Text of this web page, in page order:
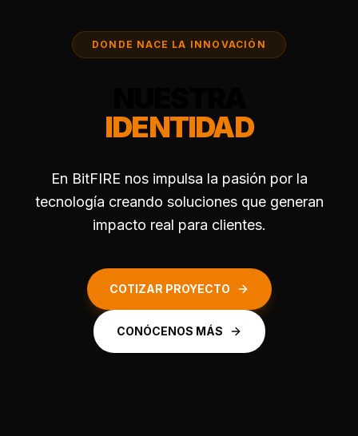
DONDE NACE LA INNOVACIÓN
IDENTIDAD
En BitFIRE nos impulsa la pasión por la
tecnología creando soluciones que generan
impacto real para clientes.
COTIZAR PROYECTO
CONÓCENOS MÁS